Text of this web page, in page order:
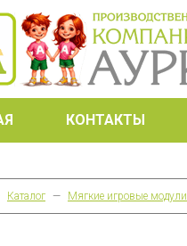
КОНТАКТЫ
Каталог — Мягкие игровые модули